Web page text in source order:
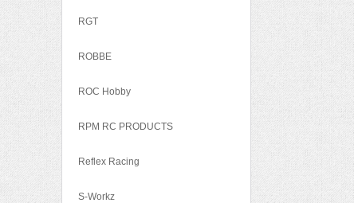
RGT
ROBBE
ROC Hobby
RPM RC PRODUCTS
Reflex Racing
S-Workz